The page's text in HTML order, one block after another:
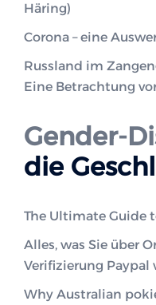
Häring)
Corona – eine
Russland im
Eine Betrachtung
Gender-
die
The Ultimate Guide
Alles, was Sie über
Verifizierung Paypal
Why Australian